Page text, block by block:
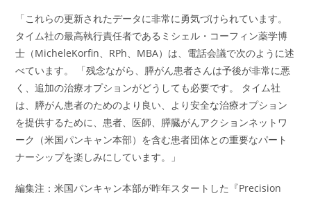
「これらの更新されたデータに非常に勇気づけられています。
タイム社の最高執行責任者であるミシェル・コーフィン薬学博
士（MicheleKorfin、RPh、MBA）は、電話会議で次のように述
べています。 「残念ながら、膵がん患者さんは予後が非常に悪
く、追加の治療オプションがどうしても必要です。 タイム社
は、膵がん患者のためのより良い、より安全な治療オプション
を提供するために、患者、医師、膵臓がんアクションネットワ
ーク（米国パンキャン本部）を含む患者団体との重要なパート
ナーシップを楽しみにしています。」
編集注：米国パンキャン本部が昨年スタートした『Precision